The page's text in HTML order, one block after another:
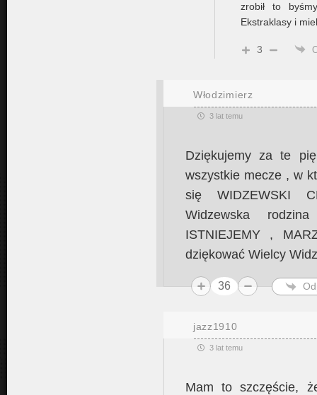
zrobił to
Ekstraklasy i
3
Włodzimierz
3 lat temu
Dziękujemy za te
wszystkie mecze , w
się WIDZEWSKI
Widzewska
ISTNIEJEMY ,
dziękować Wielcy
36
jazz1910
3 lat temu
Mam to szczęście,